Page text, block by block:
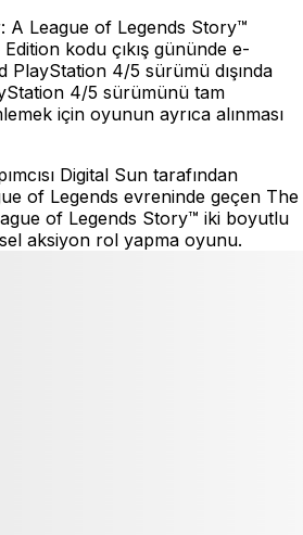
A League of Legends Story™
kodu çıkış gününde e-
PlayStation 4/5 sürümü dışında
4/5 sürümünü tam
için oyunun ayrıca alınması
Digital Sun tarafından
of Legends evreninde geçen The
of Legends Story™ iki boyutlu
aksiyon rol yapma oyunu.